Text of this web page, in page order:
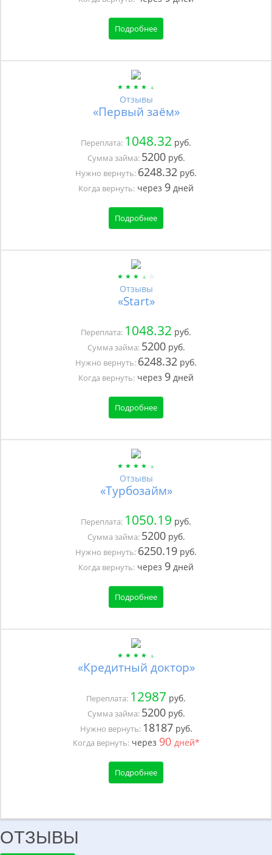
Подробнее
Отзывы
«Первый заём»
Переплата: 1048.32 руб.
Сумма займа: 5200руб.
Нужно вернуть: 6248.32 руб.
Когда вернуть: через 9 дней
Подробнее
Отзывы
«Start»
Переплата: 1048.32 руб.
Сумма займа: 5200руб.
Нужно вернуть: 6248.32 руб.
Когда вернуть: через 9 дней
Подробнее
Отзывы
«Турбозайм»
Переплата: 1050.19 руб.
Сумма займа: 5200руб.
Нужно вернуть: 6250.19 руб.
Когда вернуть: через 9 дней
Подробнее
«Кредитный доктор»
Переплата: 12987 руб.
Сумма займа: 5200руб.
Нужно вернуть: 18187руб.
Когда вернуть:через 90 дней*
Подробнее
ОТЗЫВЫ